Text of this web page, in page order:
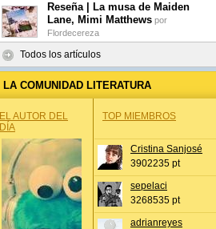
Reseña | La musa de Maiden
Lane, Mimi Matthews por
Flordecereza
Todos los artículos
LA COMUNIDAD LITERATURA
EL AUTOR DEL
DÍA
TOP MIEMBROS
Cristina Sanjosé
3902235 pt
sepelaci
3268535 pt
adrianreyes